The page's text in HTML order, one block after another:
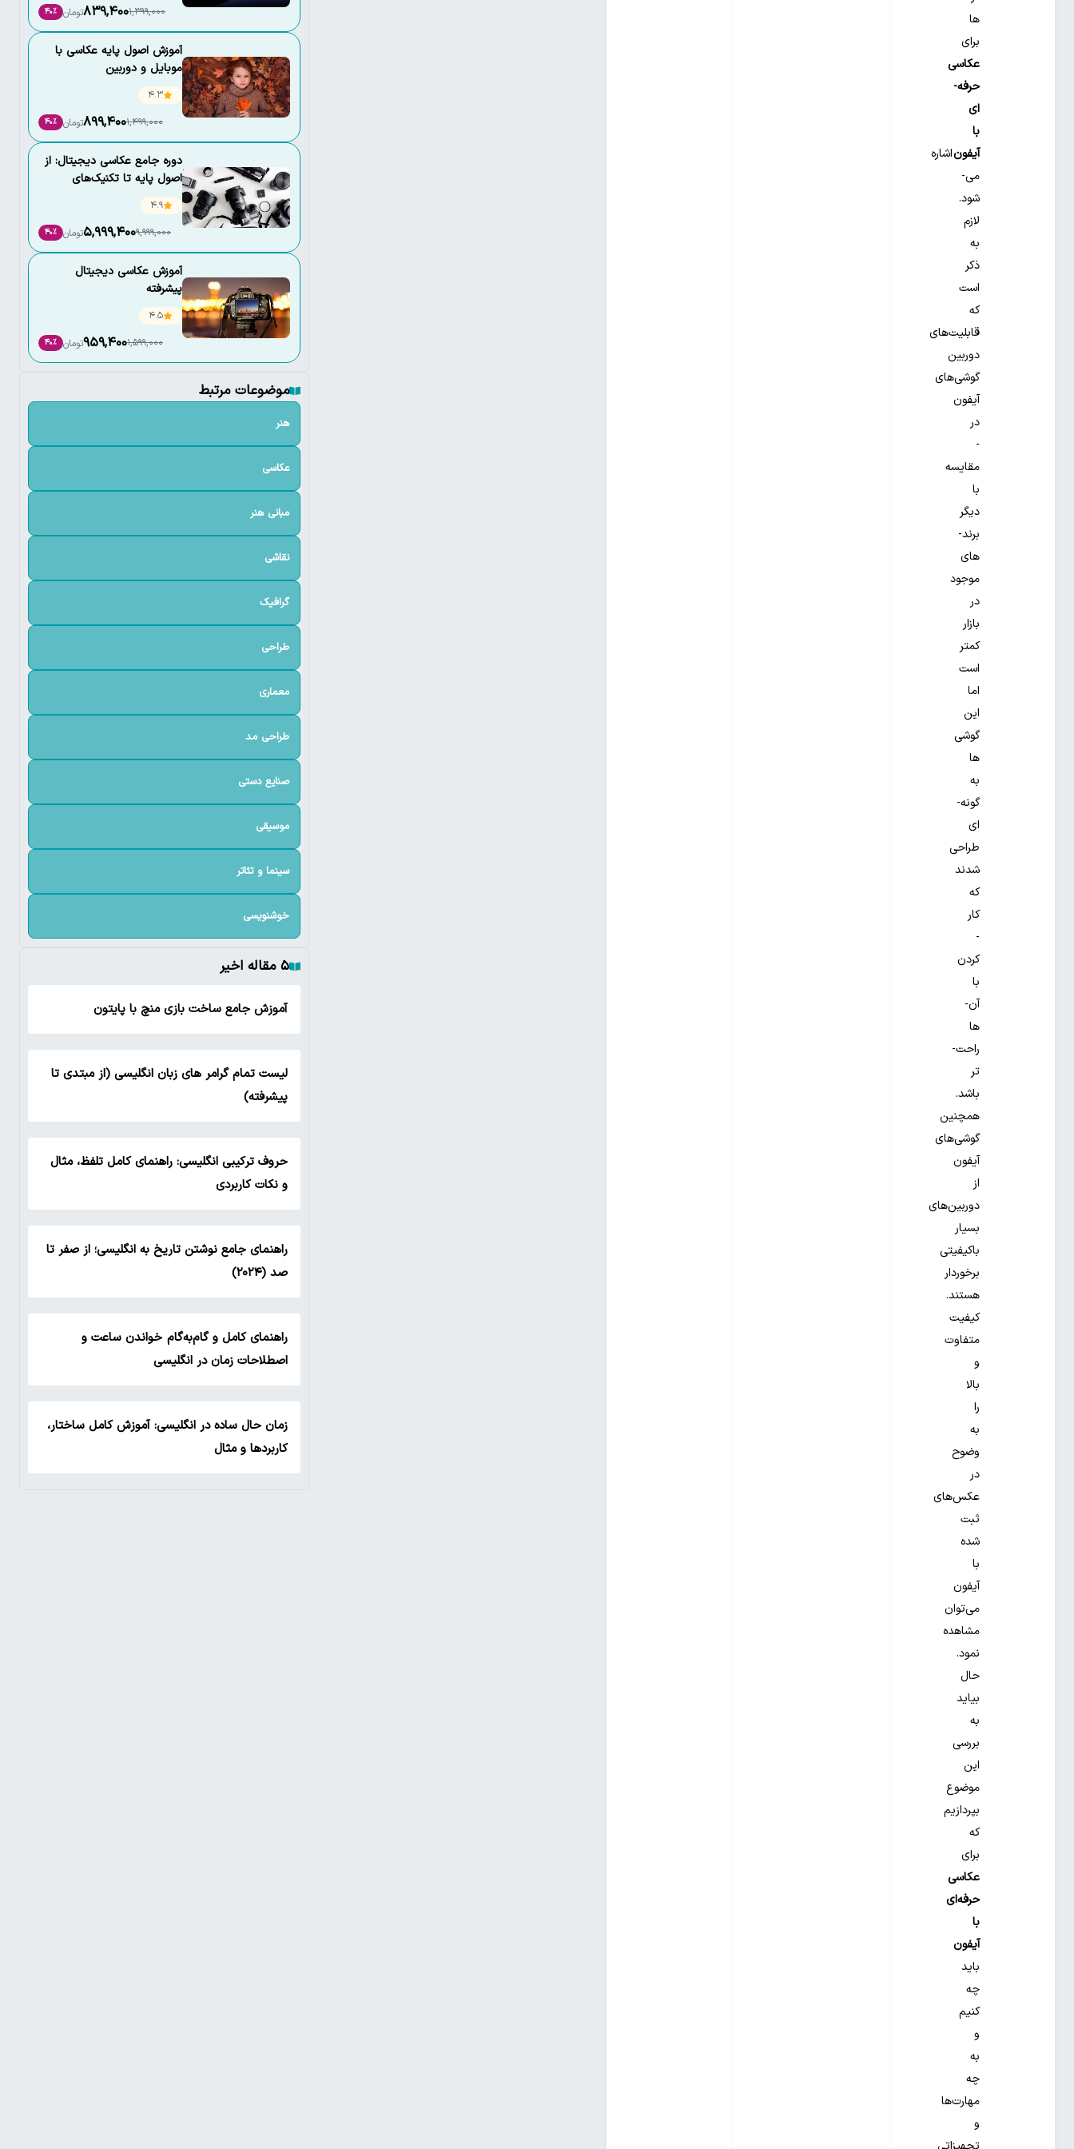
ها
برای
عکاسی
حرفه‌­
ای
با
آیفوناشاره
می‌­
شود.
لازم
به
ذکر
است
که
قابلیت‌های
دوربین
گوشی‌های
آیفون
در
مقایسه
با
دیگر
برند­
های
موجود
در
بازار
کمتر
است
اما
این
گوشی­‌
ها
به
گونه‌­
ای
طراحی
شدند
که
کار
کردن
با
آن‌­
ها
راحت‌­
تر
باشد.
همچنین
گوشی‌های
آیفون
از
دوربین‌های
بسیار
باکیفیتی
برخوردار
هستند.
کیفیت
متفاوت
و
بالا
را
به
وضوح
در
عکس‌های
ثبت
شده
با
آیفون
می‌توان
مشاهده
نمود.
حال
بیاید
به
بررسی
این
موضوع
بپردازیم
که
برای
عکاسی
حرفه‌ای
با
آیفون
باید
چه
کنیم
و
به
چه
مهارت‌ها
و
1,399,000
839,400تومان 40٪
آموزش اصول پایه عکاسی با
موبایل و دوربین
4.3
1,499,000
899,400تومان 40٪
دوره جامع عکاسی دیجیتال: از
اصول پایه تا تکنیک‌های
4.9
9,999,000
5,999,400تومان 40٪
آموزش عکاسی دیجیتال
پیشرفته
4.5
1,599,000
959,400تومان 40٪
موضوعات مرتبط
هنر
عکاسی
مبانی هنر
نقاشی
گرافیک
طراحی
معماری
طراحی مد
صنایع دستی
موسیقی
سینما و تئاتر
خوشنویسی
۵ مقاله اخیر
آموزش جامع ساخت بازی منچ با پایتون
لیست تمام گرامر های زبان انگلیسی (از مبتدی تا
پیشرفته)
حروف ترکیبی انگلیسی: راهنمای کامل تلفظ، مثال
و نکات کاربردی
راهنمای جامع نوشتن تاریخ به انگلیسی؛ از صفر تا
صد (۲۰۲۴)
راهنمای کامل و گام‌به‌گام خواندن ساعت و
اصطلاحات زمان در انگلیسی
زمان حال ساده در انگلیسی: آموزش کامل ساختار،
کاربردها و مثال